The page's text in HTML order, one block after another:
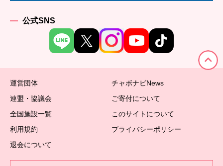
公式SNS
運営団体
チャボナビNews
連盟・協議会
ご寄付について
全国施設一覧
このサイトについて
利用規約
プライバシーポリシー
退会について